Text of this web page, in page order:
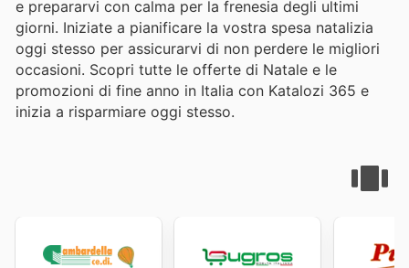
e prepararvi con calma per la frenesia degli ultimi
giorni. Iniziate a pianificare la vostra spesa natalizia
oggi stesso per assicurarvi di non perdere le migliori
occasioni. Scopri tutte le offerte di Natale e le
promozioni di fine anno in Italia con Katalozi 365 e
inizia a risparmiare oggi stesso.